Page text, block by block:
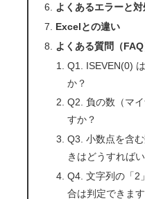
よくあるエラーと対
Excelとの違い
よくある質問（FAQ
Q1. ISEVEN(0)
か？
Q2. 負の数（マ
すか？
Q3. 小数点を含
きはどうすれば
Q4. 文字列の「2
合は判定できま